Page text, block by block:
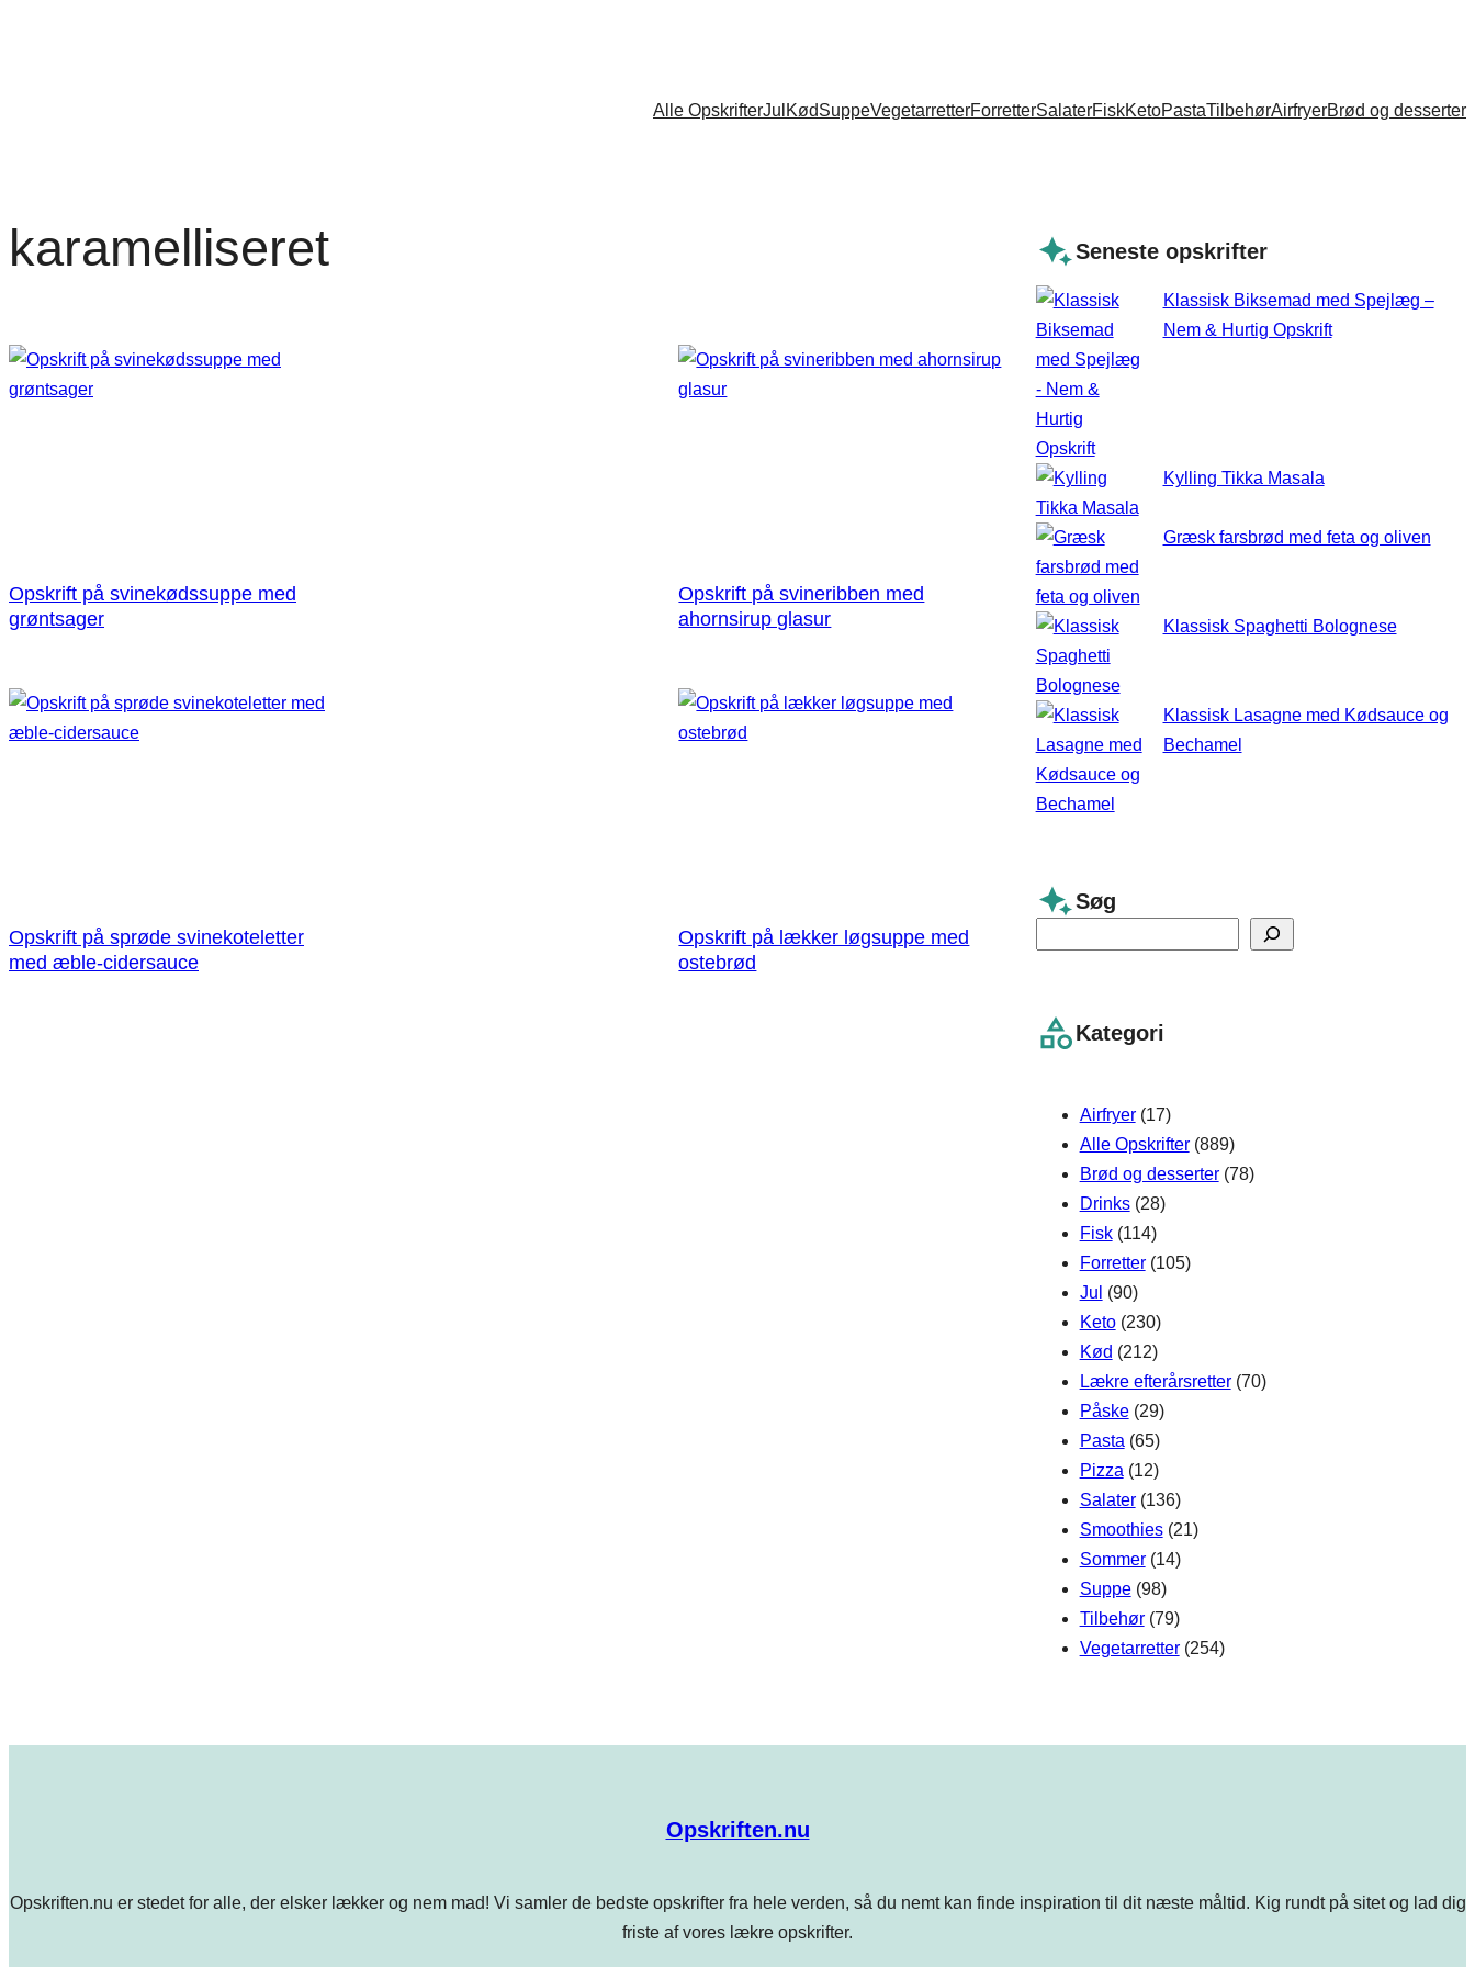
Alle OpskrifterJul KødSuppeVegetarretterForretterSalaterFiskKetoPastaTilbehørAirfryerBrød og desserter
karamelliseret
Opskrift på svinekødssuppe med
grøntsager
Opskrift på svineribben med
ahornsirup glasur
Opskrift på sprøde svinekoteletter
med æble-cidersauce
Opskrift på lækker løgsuppe med
ostebrød
Seneste opskrifter
Klassisk Biksemad med Spejlæg –
Nem & Hurtig Opskrift
Kylling Tikka Masala
Græsk farsbrød med feta og oliven
Klassisk Spaghetti Bolognese
Klassisk Lasagne med Kødsauce og
Bechamel
Søg
c
Kategori
Airfryer(17)
Alle Opskrifter(889)
Brød og desserter(78)
Drinks(28)
Fisk(114)
Forretter(105)
Jul (90)
Keto(230)
Kød (212)
Lækre efterårsretter(70)
Påske(29)
Pasta (65)
Pizza (12)
Salater(136)
Smoothies(21)
Sommer(14)
Suppe(98)
Tilbehør(79)
Vegetarretter(254)
Opskriften.nu
Opskriften.nu er stedet for alle, der elsker lækker og nem mad! Vi samler de bedste opskrifter fra hele verden, så du nemt kan finde inspiration til dit næste måltid. Kig rundt på sitet og lad dig
friste af vores lækre opskrifter.